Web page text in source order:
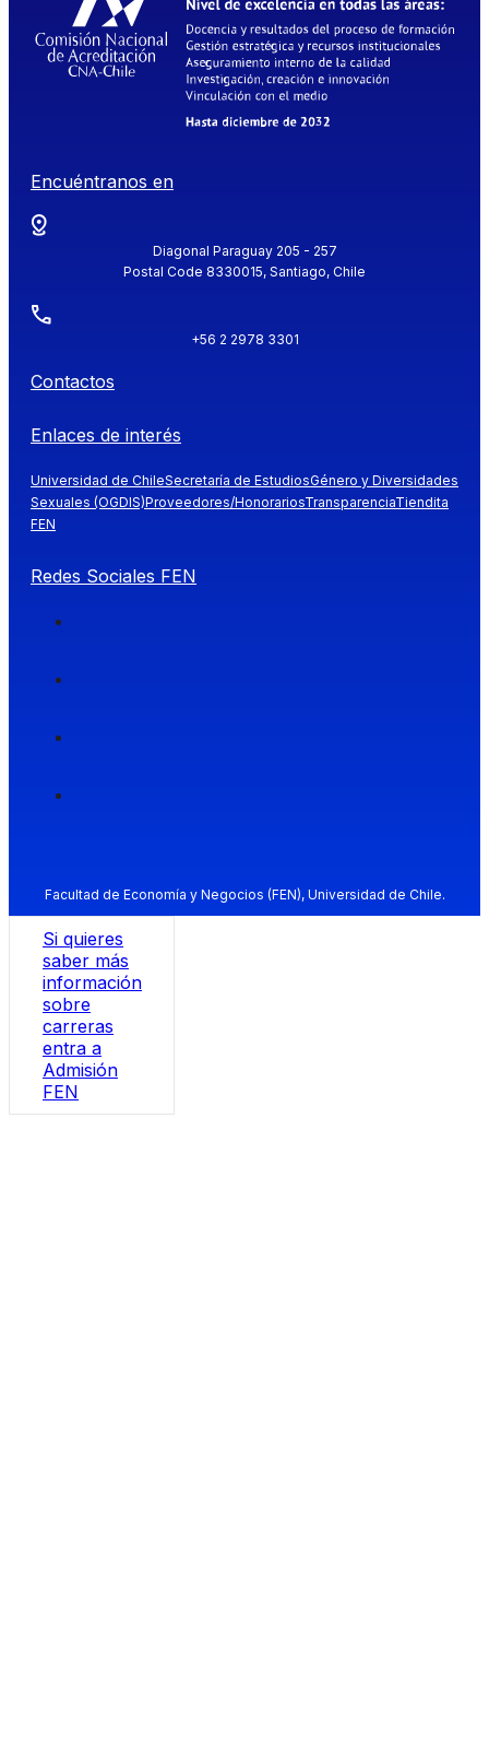
Encuéntranos en
Diagonal Paraguay 205 - 257
Postal Code 8330015, Santiago, Chile
+56 2 2978 3301
Contactos
Enlaces de interés
Universidad de ChileSecretaría de EstudiosGénero y Diversidades
Sexuales (OGDIS)Proveedores/HonorariosTransparenciaTiendita
FEN
Redes Sociales FEN
Facultad de Economía y Negocios (FEN), Universidad de Chile.
Si quieres
saber más
información
sobre
carreras
entra a
Admisión
FEN